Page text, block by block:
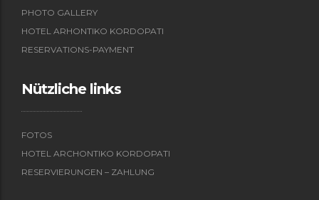
PHOTO GALLERY
HOTEL ARHONTIKO KORDOPATI
RESERVATIONS-PAYMENT
Nützliche links
FOTOS
HOTEL ARCHONTIKO KORDOPATI
RESERVIERUNGEN – ZAHLUNG